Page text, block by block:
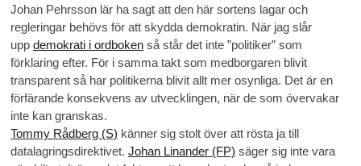
Johan Pehrsson lär ha sagt att den här sortens lagar och
regleringar behövs för att skydda demokratin. När jag slår
upp demokrati i ordboken så står det inte ”politiker” som
förklaring efter. För i samma takt som medborgaren blivit
transparent så har politikerna blivit allt mer osynliga. Det är en
förfärande konsekvens av utvecklingen, när de som övervakar
inte kan granskas.
Tommy Rådberg (S) känner sig stolt över att rösta ja till
datalagringsdirektivet. Johan Linander (FP) säger sig inte vara